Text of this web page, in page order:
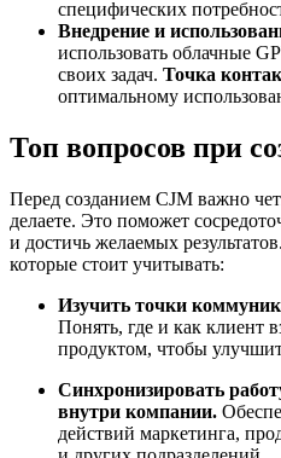
специфических
Внедрение и
использовать облачные
своих задач. Точка
оптимальному
Топ вопросов при
Перед созданием CJM важно
делаете. Это поможет
и достичь желаемых
которые стоит учитывать:
Изучить точки
Понять, где и как клиент
продуктом, чтобы
Синхронизировать
внутри компании.
действий маркетинга,